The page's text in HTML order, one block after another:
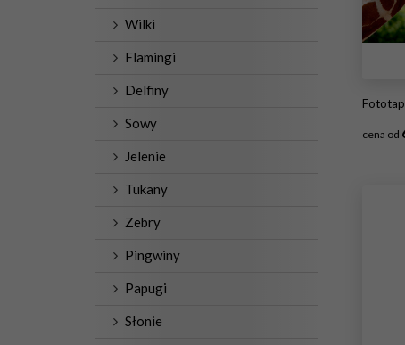
Wilki
Flamingi
Delfiny
Sowy
Jelenie
Tukany
Zebry
Pingwiny
Papugi
Słonie
Fototapeta premium Żyrafa
cena od